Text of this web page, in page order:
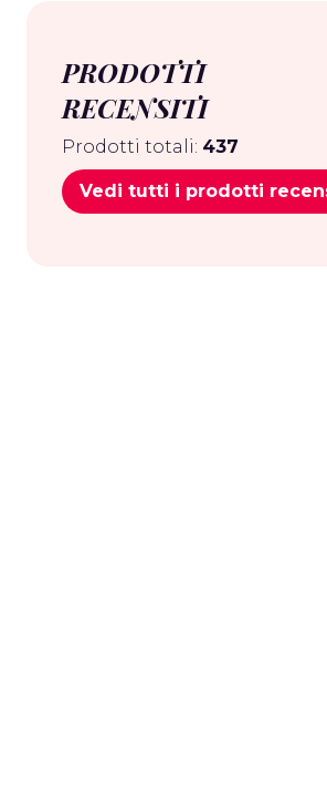
PRODOTTI
RECENSITI
Prodotti totali: 437
Vedi tutti i prodotti